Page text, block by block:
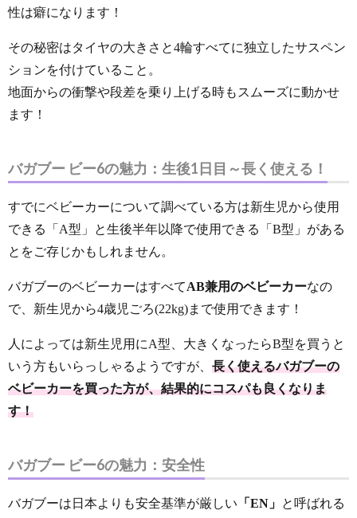
性は癖になります！
その秘密はタイヤの大きさと4輪すべてに独立したサスペン
ションを付けていること。
地面からの衝撃や段差を乗り上げる時もスムーズに動かせ
ます！
バガブー ビー6の魅力：生後1日目～長く使える！
すでにベビーカーについて調べている方は新生児から使用
できる「A型」と生後半年以降で使用できる「B型」がある
とをご存じかもしれません。
バガブーのベビーカーはすべてAB兼用のベビーカーなの
で、新生児から4歳児ごろ(22kg)まで使用できます！
人によっては新生児用にA型、大きくなったらB型を買うと
いう方もいらっしゃるようですが、 長く使えるバガブーの
ベビーカーを買った方が、結果的にコスパも良くなりま
す！
バガブー ビー6の魅力：安全性
バガブーは日本よりも安全基準が厳しい 「EN」 と呼ばれる